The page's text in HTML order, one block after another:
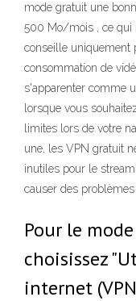
mode gratuit une
500 Mo/mois , ce qui
conseille uniquement
consommation de
s'apparenter comme
lorsque vous
limites lors de votre
une, les VPN gratuit
inutiles pour le
causer des problèmes
Pour le
choisissez
internet